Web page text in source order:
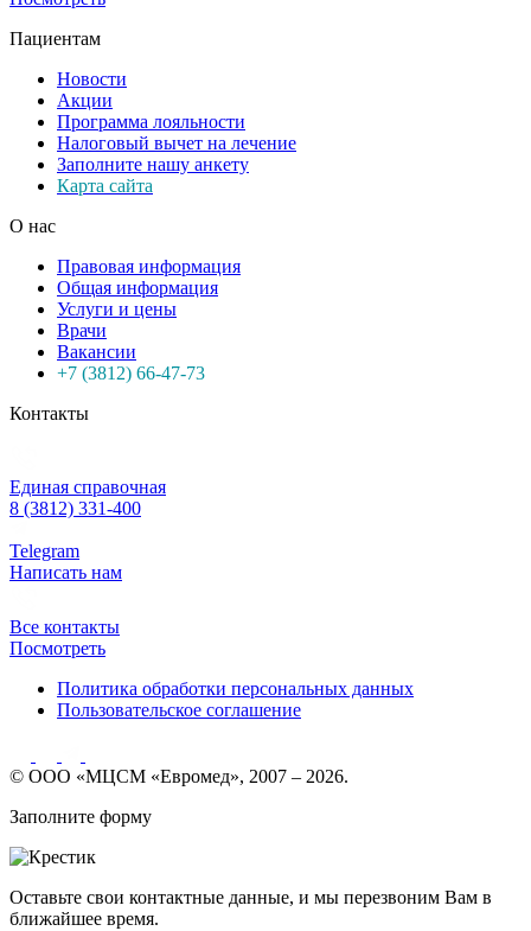
Пациентам
Новости
Акции
Программа лояльности
Налоговый вычет на лечение
Заполните нашу анкету
Карта сайта
О нас
Правовая информация
Общая информация
Услуги и цены
Врачи
Вакансии
+7 (3812) 66-47-73
Контакты
Единая справочная
8 (3812) 331-400
Telegram
Написать нам
Все контакты
Посмотреть
Политика обработки персональных данных
Пользовательское соглашение
© ООО «МЦСМ «Евромед», 2007 – 2026.
Заполните форму
Оставьте свои контактные данные, и мы перезвоним Вам в
ближайшее время.